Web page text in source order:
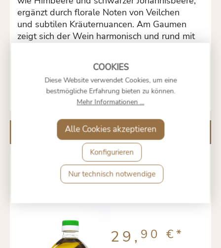
ergänzt durch florale Noten von Veilchen
und subtilen Kräuternuancen. Am Gaumen
zeigt sich der Wein harmonisch und rund mit
langanhaltenden, fruchtbetonten Abgang
münden.
Kunden kauften auch
ACEITE DE OLIVA
ARBEQUINA EXTRA
29, 90 €*
Diese Website verwendet Cookies, um eine
bestmögliche Erfahrung bieten zu können.
Mehr Informationen ...
Nur technisch notwendige
Konfigurieren
Alle Cookies akzeptieren